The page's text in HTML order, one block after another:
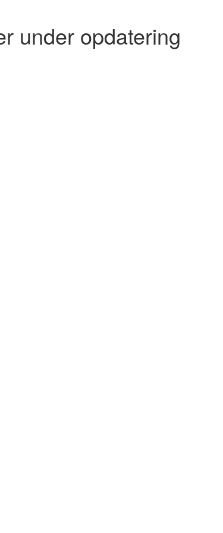
under opdatering